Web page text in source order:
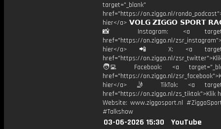
target="_blank"
href="https://on.ziggo.nl/
hier</a> 𝗩𝗢𝗟𝗚 𝗭𝗜𝗚𝗚𝗢 𝗦𝗣𝗢𝗥𝗧
📸 Instagram: <a
href="https://on.ziggo.nl/
hier</a> 📲 X: <a
href="https://on.ziggo.nl/
🧑‍💻 Facebook: <a
href="https://on.ziggo.nl/
hier</a> 🤳 TikTok: <a
href="https://on.ziggo.nl/zs_tiktok">Klik
Website: www.ziggosport.nl
#Talkshow
03-06-2026 15:30
YouTube